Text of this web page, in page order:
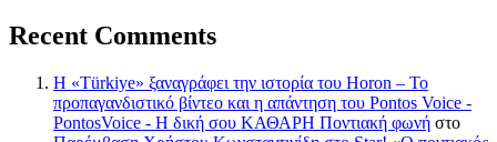
Recent Comments
Η «Türkiye» ξαναγράφει την ιστορία του Horon – Το
προπαγανδιστικό βίντεο και η απάντηση του Pontos Voice -
PontosVoice - H δική σου ΚΑΘΑΡΗ Ποντιακή φωνή στο